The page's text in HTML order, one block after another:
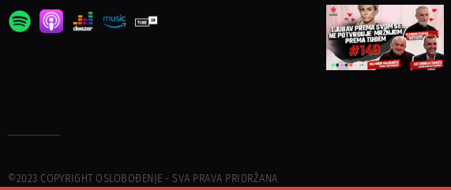
©2023 COPYRIGHT OSLOBOĐENJE - SVA PRAVA PRIDRŽANA